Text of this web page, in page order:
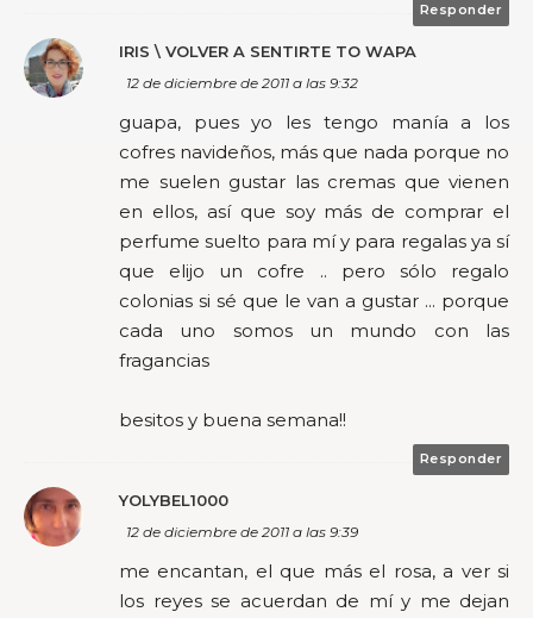
Responder
IRIS \ VOLVER A SENTIRTE TO WAPA
12 de diciembre de 2011 a las 9:32
guapa, pues yo les tengo manía a los
cofres navideños, más que nada porque no
me suelen gustar las cremas que vienen
en ellos, así que soy más de comprar el
perfume suelto para mí y para regalas ya sí
que elijo un cofre .. pero sólo regalo
colonias si sé que le van a gustar ... porque
cada uno somos un mundo con las
fragancias
besitos y buena semana!!
Responder
YOLYBEL1000
12 de diciembre de 2011 a las 9:39
me encantan, el que más el rosa, a ver si
los reyes se acuerdan de mí y me dejan